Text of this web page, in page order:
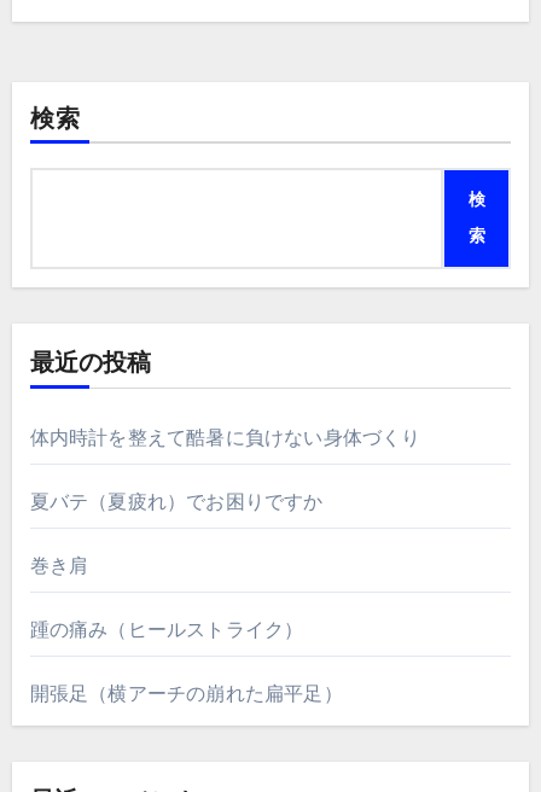
検索
検
索
最近の投稿
体内時計を整えて酷暑に負けない身体づくり
夏バテ（夏疲れ）でお困りですか
巻き肩
踵の痛み（ヒールストライク）
開張足（横アーチの崩れた扁平足）